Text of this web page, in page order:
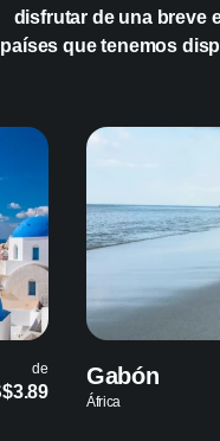
disfrutar de una breve
países que tenemos
de
US$13.99